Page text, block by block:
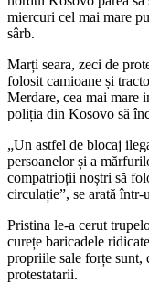
miercuri cel mai mare
sârb.
Marți seara, zeci de
folosit camioane și
Merdare, cea mai mare
poliția din Kosovo să
„Un astfel de blocaj
persoanelor și a
compatrioții noștri să
circulație”, se arată
Pristina le-a cerut
curețe baricadele
propriile sale forțe sunt,
protestatarii.